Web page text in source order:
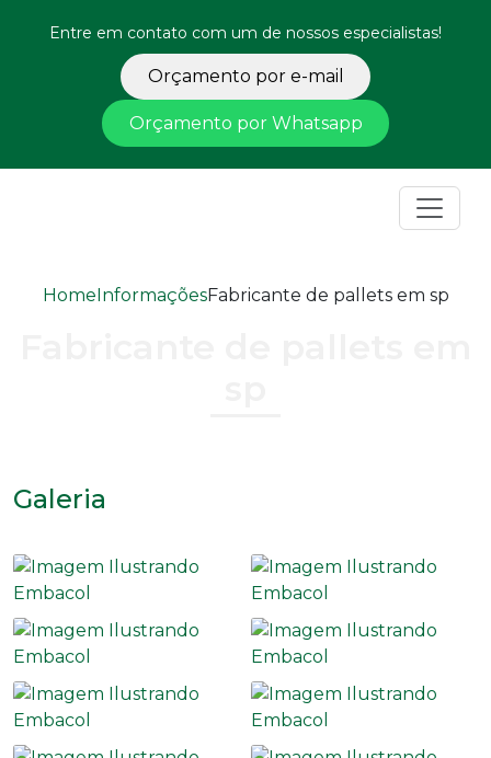
Entre em contato com um de nossos especialistas!
Orçamento por e-mail
Orçamento por Whatsapp
HomeInformaçõesFabricante de pallets em sp
Galeria